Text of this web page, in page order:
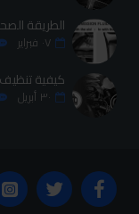
الطريقة
٠٧ فبراير
كيفية تنظيف
٣٠ أبريل